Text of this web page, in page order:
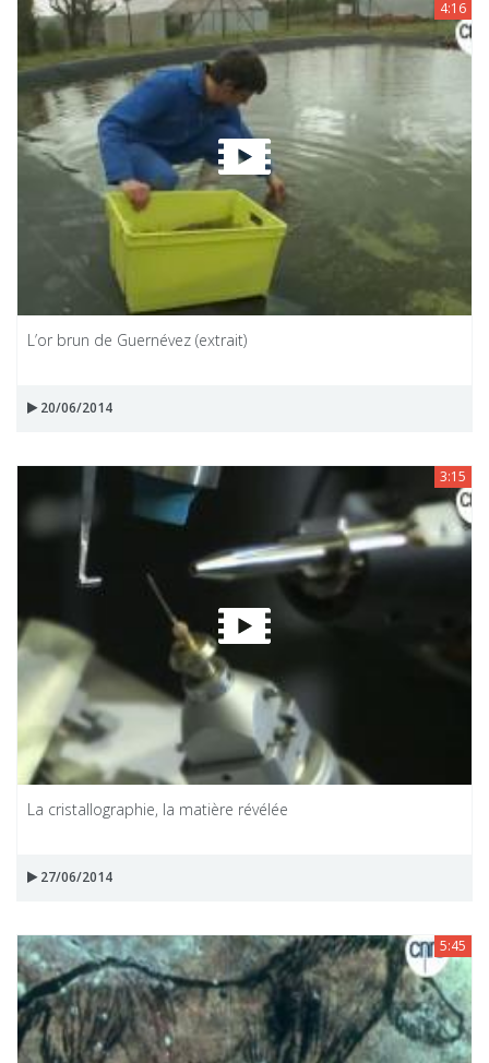
4:16
L’or brun de Guernévez (extrait)
20/06/2014
3:15
La cristallographie, la matière révélée
27/06/2014
5:45